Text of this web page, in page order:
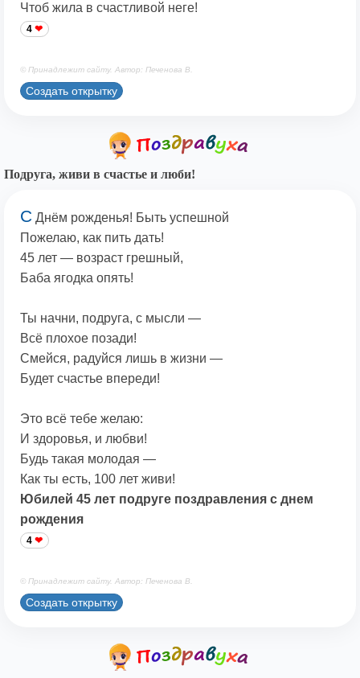
Чтоб жила в счастливой неге!
4
© Принадлежит сайту. Автор: Печенова В.
Создать открытку
Подруга, живи в счастье и люби!
С Днём рожденья! Быть успешной
Пожелаю, как пить дать!
45 лет — возраст грешный,
Баба ягодка опять!
Ты начни, подруга, с мысли —
Всё плохое позади!
Смейся, радуйся лишь в жизни —
Будет счастье впереди!
Это всё тебе желаю:
И здоровья, и любви!
Будь такая молодая —
Как ты есть, 100 лет живи!
Юбилей 45 лет подруге поздравления с днем
рождения
4
© Принадлежит сайту. Автор: Печенова В.
Создать открытку